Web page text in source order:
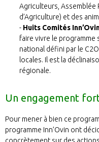
Agriculteurs, Assemblée
d’Agriculture) et des
Huits Comités
faire vivre le programme
national défini par le
locales. Il est la
régionale.
Un engagement
Pour mener à bien ce
programme Inn’Ovin ont